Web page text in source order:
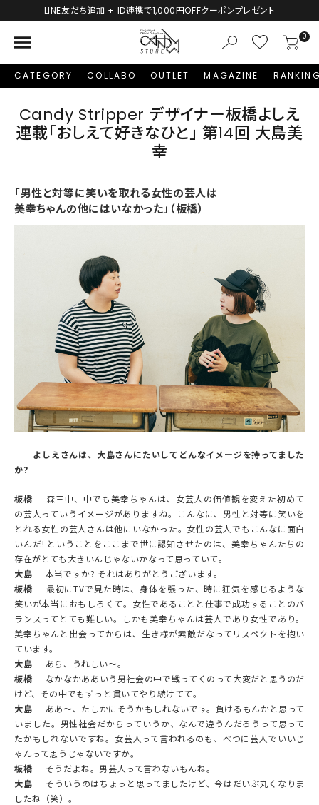
LINE友だち追加 + ID連携で1,000円OFFクーポンプレゼント
menu 0
CATEGORY COLLABO OUTLET MAGAZINE
Candy Stripper デザイナー板橋よしえ
連載「おしえて好きなひと」 第14回 大島美
幸
「男性と対等に笑いを取れる女性の芸人は
美幸ちゃんの他にはいなかった」（板橋）
よしえさんは、大島さんにたいしてどんなイメージを持ってました
か?
板橋
森三中、中でも美幸ちゃんは、女芸人の価値観を変えた初めて
の芸人っていうイメージがありますね。こんなに、男性と対等に笑いを
とれる女性の芸人さんは他にいなかった。女性の芸人でもこんなに面白
いんだ! ということをここまで世に認知させたのは、美幸ちゃんたちの
存在がとても大きいんじゃないかなって思っていて。
大島
本当ですか? それはありがとうございます。
板橋
最初にTVで見た時は、身体を張った、時に狂気を感じるような
笑いが本当におもしろくて。女性であることと仕事で成功することのバ
ランスってとても難しい。しかも美幸ちゃんは芸人であり女性であり。
美幸ちゃんと出会ってからは、生き様が素敵だなってリスペクトを抱い
ています。
大島
あら、うれしい〜。
板橋
なかなかああいう男社会の中で戦ってくのって大変だと思うのだ
けど、その中でもずっと貫いてやり続けてて。
大島
ああ〜、たしかにそうかもしれないです。負けるもんかと思って
いました。男性社会だからっていうか、なんで違うんだろうって思って
たかもしれないですね。女芸人って言われるのも、べつに芸人でいいじ
ゃんって思うじゃないですか。
板橋
そうだよね。男芸人って言わないもんね。
大島
そういうのはちょっと思ってましたけど、今はだいぶ丸くなりま
したね（笑）。